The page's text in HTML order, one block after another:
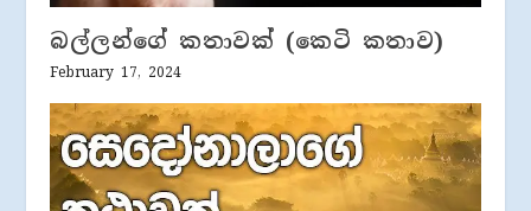
බල්ලන්ගේ කතාවක් (කෙටි කතාව)
February 17, 2024